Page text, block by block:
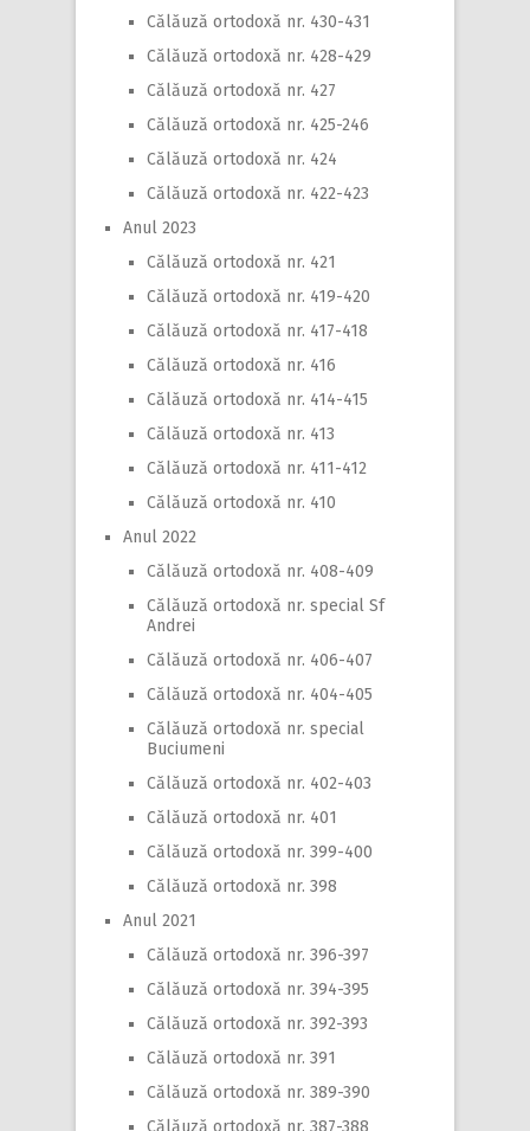
Călăuză ortodoxă nr. 430-431
Călăuză ortodoxă nr. 428-429
Călăuză ortodoxă nr. 427
Călăuză ortodoxă nr. 425-246
Călăuză ortodoxă nr. 424
Călăuză ortodoxă nr. 422-423
Anul 2023
Călăuză ortodoxă nr. 421
Călăuză ortodoxă nr. 419-420
Călăuză ortodoxă nr. 417-418
Călăuză ortodoxă nr. 416
Călăuză ortodoxă nr. 414-415
Călăuză ortodoxă nr. 413
Călăuză ortodoxă nr. 411-412
Călăuză ortodoxă nr. 410
Anul 2022
Călăuză ortodoxă nr. 408-409
Călăuză ortodoxă nr. special Sf
Andrei
Călăuză ortodoxă nr. 406-407
Călăuză ortodoxă nr. 404-405
Călăuză ortodoxă nr. special
Buciumeni
Călăuză ortodoxă nr. 402-403
Călăuză ortodoxă nr. 401
Călăuză ortodoxă nr. 399-400
Călăuză ortodoxă nr. 398
Anul 2021
Călăuză ortodoxă nr. 396-397
Călăuză ortodoxă nr. 394-395
Călăuză ortodoxă nr. 392-393
Călăuză ortodoxă nr. 391
Călăuză ortodoxă nr. 389-390